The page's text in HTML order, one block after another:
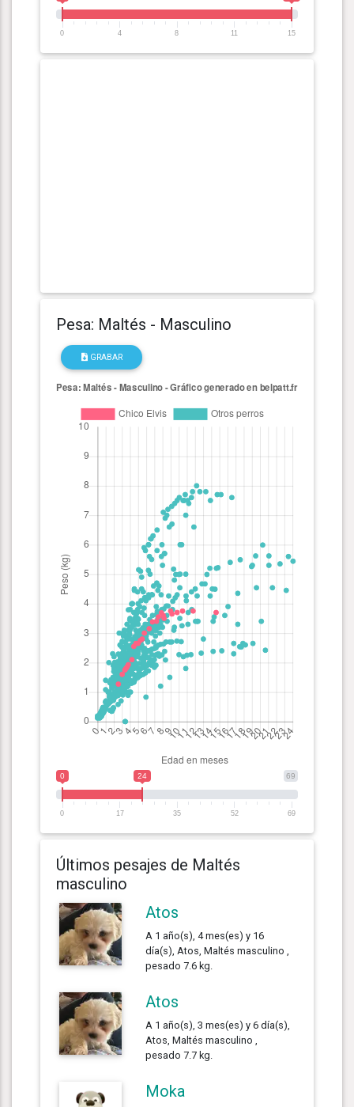
0 4 8 11 15
Pesa: Maltés - Masculino
GRABAR
69
0 24
0 17 35 52 69
Últimos pesajes de Maltés
masculino
Atos
A 1 año(s), 4 mes(es) y 16
día(s), Atos, Maltés masculino ,
pesado 7.6 kg.
Atos
A 1 año(s), 3 mes(es) y 6 día(s),
Atos, Maltés masculino ,
pesado 7.7 kg.
Moka